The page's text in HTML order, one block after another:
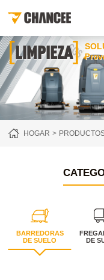
[LIMPIEZA]
HOGAR
BARREDORAS
DE SUELO
DE